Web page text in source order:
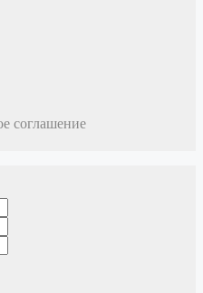
соглашение